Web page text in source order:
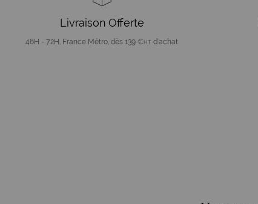
Livraison Offerte
48H - 72H, France Métro, dès 139 € HT d'achat